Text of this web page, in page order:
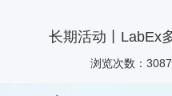
长期活动丨LabEx
浏览次数：3087